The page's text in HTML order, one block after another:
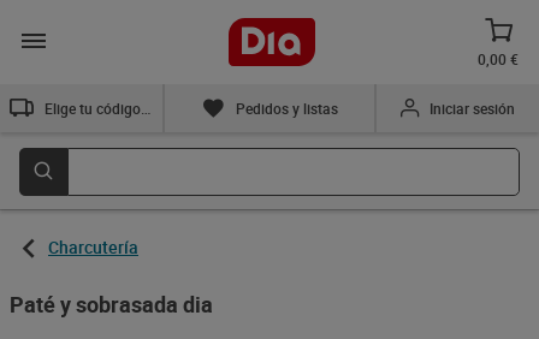
0,00 €
Pedidos y listas Iniciar sesión
Charcutería
Paté y sobrasada dia